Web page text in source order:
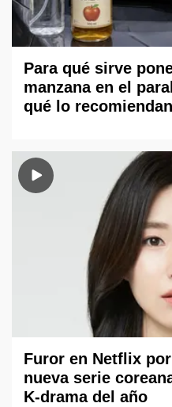
Para qué sirve
manzana en el
qué lo recomiendan
Furor en Netflix
nueva serie
K-drama del año